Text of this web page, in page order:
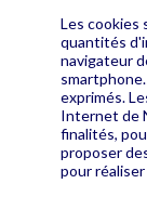
Les cookies
quantités
navigateur
exprimés.
Internet de
finalités,
proposer
pour